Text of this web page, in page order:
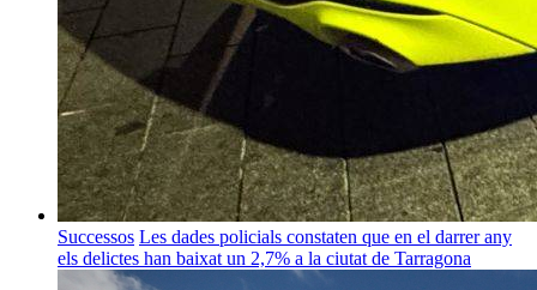
Successos Les dades policials constaten que en el darrer any
els delictes han baixat un 2,7% a la ciutat de Tarragona